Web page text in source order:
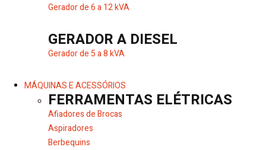
Gerador de 6 a 12 kVA
GERADOR A DIESEL
Gerador de 5 a 8 kVA
MÁQUINAS E ACESSÓRIOS
FERRAMENTAS ELÉTRICAS
Afiadores de Brocas
Aspiradores
Berbequins